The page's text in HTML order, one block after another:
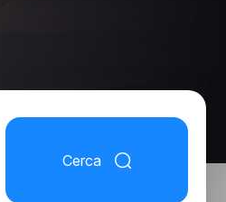
Cerca